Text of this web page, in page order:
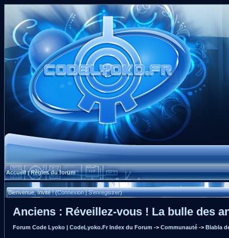
Accueil|Règles du forum
Bienvenue, Invité ! (Connexion|S'enregistrer)
Anciens : Réveillez-vous ! La bulle des
Forum Code Lyoko | CodeLyoko.Fr Index du Forum -> Communauté-> Blabla